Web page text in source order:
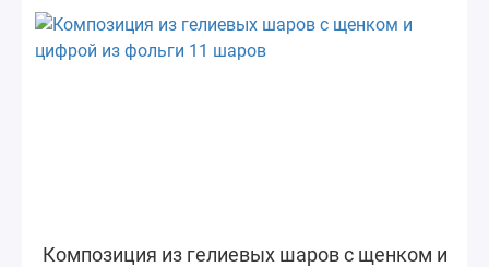
Композиция из гелиевых шаров с щенком и